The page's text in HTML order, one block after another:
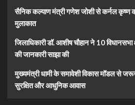
सैनिक कल्याण मंत्री गणेश जोशी से कर्नल कृष्ण
मुलाकात
जिलाधिकारी डॉ. आशीष चौहान ने 10
की जानकारी साझा की
मुख्यमंत्री धामी के समावेशी विकास मॉडल से
सुरक्षित और आधुनिक आवास